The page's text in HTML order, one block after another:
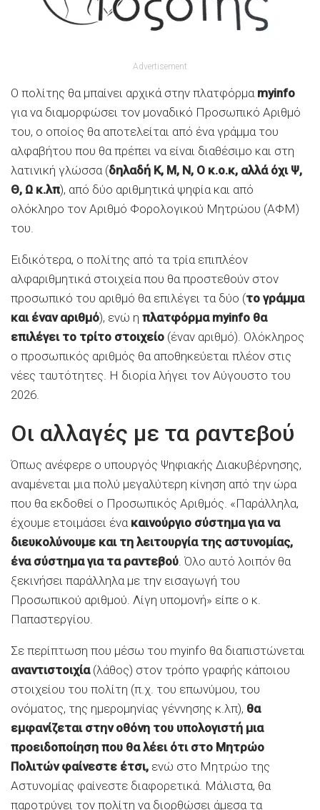
Advertisement
Ο πολίτης θα μπαίνει αρχικά στην πλατφόρμα myinfo
για να διαμορφώσει τον μοναδικό Προσωπικό Αριθμό
του, ο οποίος θα αποτελείται από ένα γράμμα του
αλφαβήτου που θα πρέπει να είναι διαθέσιμο και στη
λατινική γλώσσα (δηλαδή Κ, Μ, Ν, Ο κ.ο.κ, αλλά όχι Ψ,
Θ, Ω κ.λπ), από δύο αριθμητικά ψηφία και από
ολόκληρο τον Αριθμό Φορολογικού Μητρώου (ΑΦΜ)
του.
Ειδικότερα, ο πολίτης από τα τρία επιπλέον
αλφαριθμητικά στοιχεία που θα προστεθούν στον
προσωπικό του αριθμό θα επιλέγει τα δύο (το γράμμα
και έναν αριθμό), ενώ η πλατφόρμα myinfo θα
επιλέγει το τρίτο στοιχείο (έναν αριθμό). Ολόκληρος
ο προσωπικός αριθμός θα αποθηκεύεται πλέον στις
νέες ταυτότητες. Η διορία λήγει τον Αύγουστο του
2026.
Οι αλλαγές με τα ραντεβού
Όπως ανέφερε ο υπουργός Ψηφιακής Διακυβέρνησης,
αναμένεται μια πολύ μεγαλύτερη κίνηση από την ώρα
που θα εκδοθεί ο Προσωπικός Αριθμός. «Παράλληλα,
έχουμε ετοιμάσει ένα καινούργιο σύστημα για να
διευκολύνουμε και τη λειτουργία της αστυνομίας,
ένα σύστημα για τα ραντεβού . Όλο αυτό λοιπόν θα
ξεκινήσει παράλληλα με την εισαγωγή του
Προσωπικού αριθμού. Λίγη υπομονή» είπε ο κ.
Παπαστεργίου.
Σε περίπτωση που μέσω του myinfo θα διαπιστώνεται
αναντιστοιχία(λάθος) στον τρόπο γραφής κάποιου
στοιχείου του πολίτη (π.χ. του επωνύμου, του
ονόματος, της ημερομηνίας γέννησης κ.λπ), θα
εμφανίζεται στην οθόνη του υπολογιστή μια
προειδοποίηση που θα λέει ότι στο Μητρώο
Πολιτών φαίνεστε έτσι, ενώ στο Μητρώο της
Αστυνομίας φαίνεστε διαφορετικά. Μάλιστα, θα
παροτρύνει τον πολίτη να διορθώσει άμεσα τα